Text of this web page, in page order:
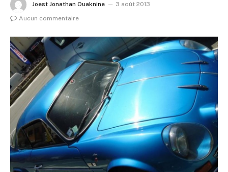
Joest Jonathan Ouaknine
3 août 2013
Aucun commentaire